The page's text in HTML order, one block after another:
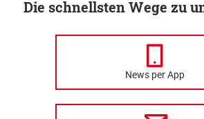
Die schnellsten Wege zu
News per App